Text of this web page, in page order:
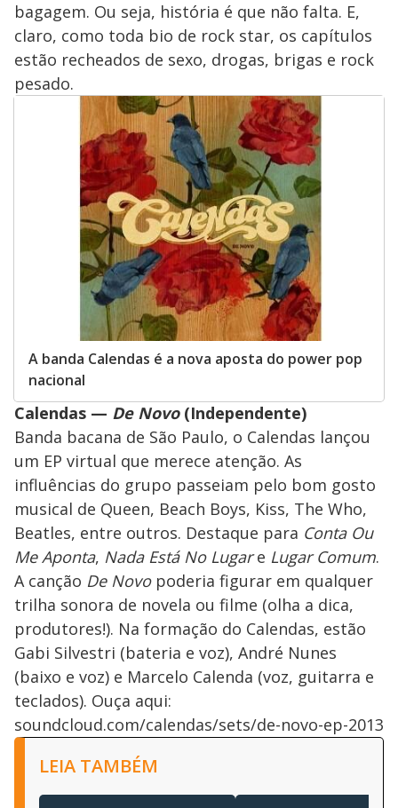
bagagem. Ou seja, história é que não falta. E,
claro, como toda bio de rock star, os capítulos
estão recheados de sexo, drogas, brigas e rock
pesado.
A banda Calendas é a nova aposta do power pop
nacional
Calendas — De Novo(Independente)
Banda bacana de São Paulo, o Calendas lançou
um EP virtual que merece atenção. As
influências do grupo passeiam pelo bom gosto
musical de Queen, Beach Boys, Kiss, The Who,
Beatles, entre outros. Destaque para Conta Ou
Me Aponta, Nada Está No Lugare Lugar Comum.
A canção De Novopoderia figurar em qualquer
trilha sonora de novela ou filme (olha a dica,
produtores!). Na formação do Calendas, estão
Gabi Silvestri (bateria e voz), André Nunes
(baixo e voz) e Marcelo Calenda (voz, guitarra e
teclados). Ouça aqui:
soundcloud.com/calendas/sets/de-novo-ep-2013
LEIA TAMBÉM